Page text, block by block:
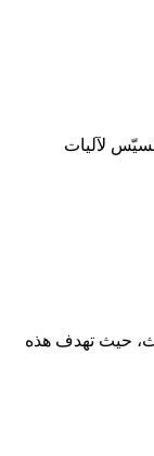
لآليات
حيث تهدف هذه